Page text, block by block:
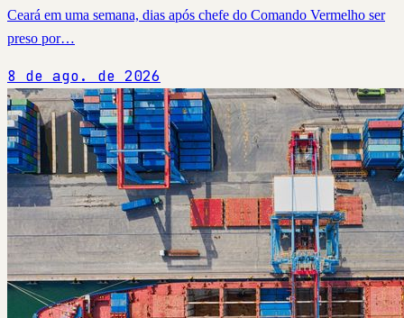
Ceará em uma semana, dias após chefe do Comando Vermelho ser
preso por…
8 de ago. de 2026